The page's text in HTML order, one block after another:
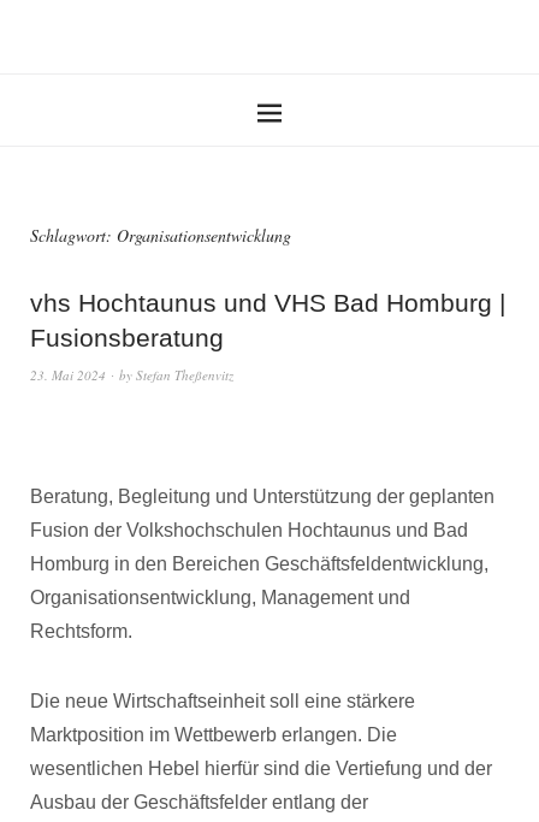
Schlagwort: Organisationsentwicklung
vhs Hochtaunus und VHS Bad Homburg |
Fusionsberatung
23. Mai 2024 by Stefan Theßenvitz
Beratung, Begleitung und Unterstützung der geplanten
Fusion der Volkshochschulen Hochtaunus und Bad
Homburg in den Bereichen Geschäftsfeldentwicklung,
Organisationsentwicklung, Management und
Rechtsform.
Die neue Wirtschaftseinheit soll eine stärkere
Marktposition im Wettbewerb erlangen. Die
wesentlichen Hebel hierfür sind die Vertiefung und der
Ausbau der Geschäftsfelder entlang der